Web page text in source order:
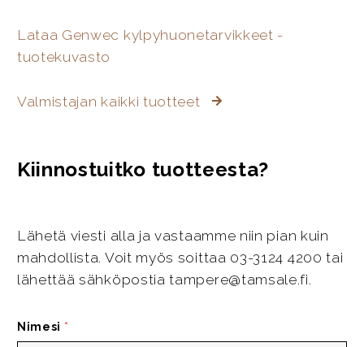
Lataa Genwec kylpyhuonetarvikkeet -
tuotekuvasto
Valmistajan kaikki tuotteet
Kiinnostuitko tuotteesta?
Lähetä viesti alla ja vastaamme niin pian kuin
mahdollista. Voit myös soittaa 03-3124 4200 tai
lähettää sähköpostia tampere@tamsale.fi.
Nimesi *